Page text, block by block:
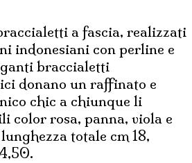
a fascia, realizzati
indonesiani con perline e
braccialetti
donano un raffinato e
chic a chiunque li
color rosa, panna, viola e
totale cm 18,